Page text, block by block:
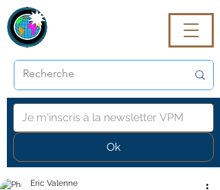
Ok
Eric Valenne